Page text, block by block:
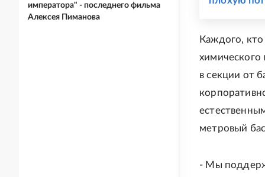
Каждого,
химического
в секции от
метровый
- Мы
императора" - последнего фильма
Алексея Пиманова